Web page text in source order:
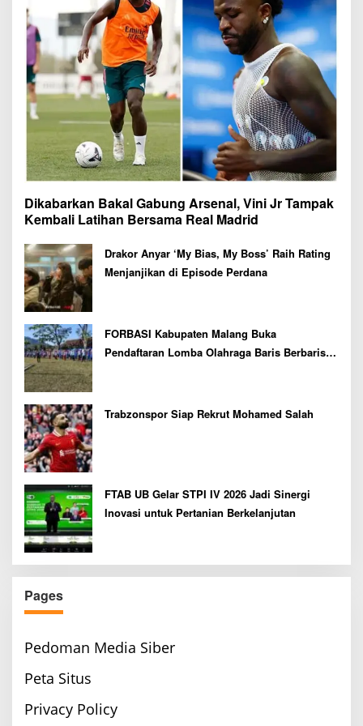
Dikabarkan Bakal Gabung Arsenal, Vini Jr Tampak
Kembali Latihan Bersama Real Madrid
Drakor Anyar ‘My Bias, My Boss’ Raih Rating
Menjanjikan di Episode Perdana
FORBASI Kabupaten Malang Buka
Pendaftaran Lomba Olahraga Baris Berbaris
Trabzonspor Siap Rekrut Mohamed Salah
FTAB UB Gelar STPI IV 2026 Jadi Sinergi
Inovasi untuk Pertanian Berkelanjutan
Pages
Pedoman Media Siber
Peta Situs
Privacy Policy